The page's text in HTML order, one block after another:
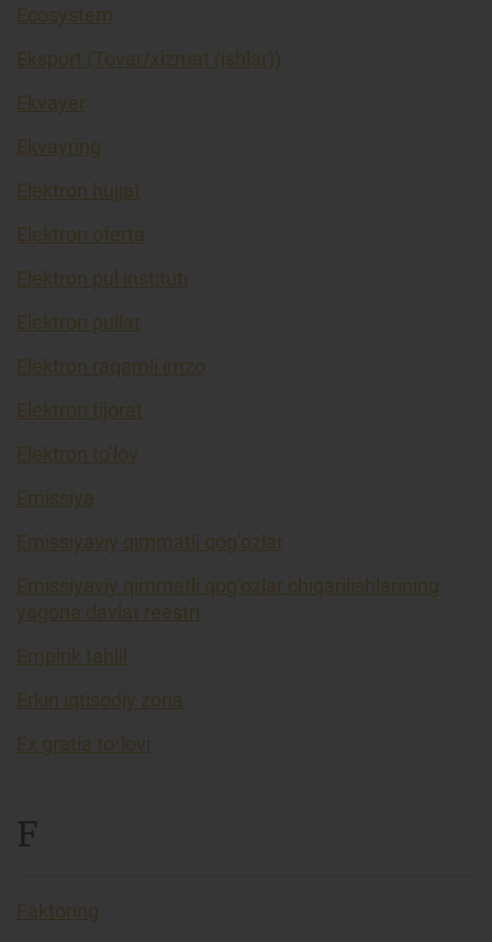
Ecosystem
Eksport (Tovar/xizmat (ishlar))
Ekvayer
Ekvayring
Elektron hujjat
Elektron oferta
Elektron pul instituti
Elektron pullar
Elektron raqamli imzo
Elektron tijorat
Elektron to’lov
Emissiya
Emissiyaviy qimmatli qog’ozlar
Emissiyaviy qimmatli qog’ozlar chiqarilishlarining
yagona davlat reestri
Empirik tahlil
Erkin iqtisodiy zona
Ex gratia toʻlovi
F
Faktoring